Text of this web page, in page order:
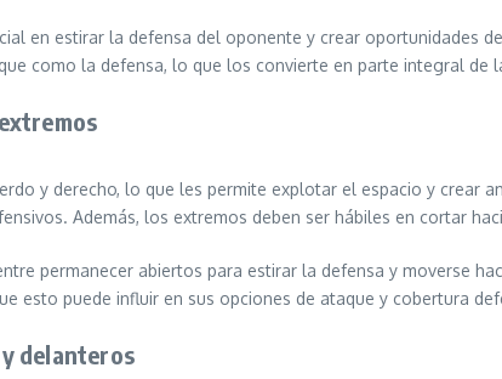
en estirar la defensa del oponente y crear oportunidades
como la defensa, lo que los convierte en parte integral de
y derecho, lo que les permite explotar el espacio y crear
Además, los extremos deben ser hábiles en cortar
permanecer abiertos para estirar la defensa y moverse
esto puede influir en sus opciones de ataque y cobertura
delanteros